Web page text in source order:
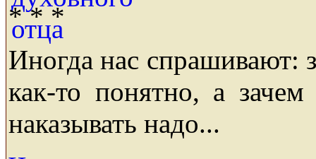
* * *
Иногда нас спрашивают:
как-то понятно, а
наказывать надо...